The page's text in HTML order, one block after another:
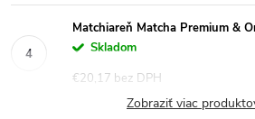
Matchiareň Matcha Premium &
Skladom
€20,17 bez DPH
Zobraziť viac